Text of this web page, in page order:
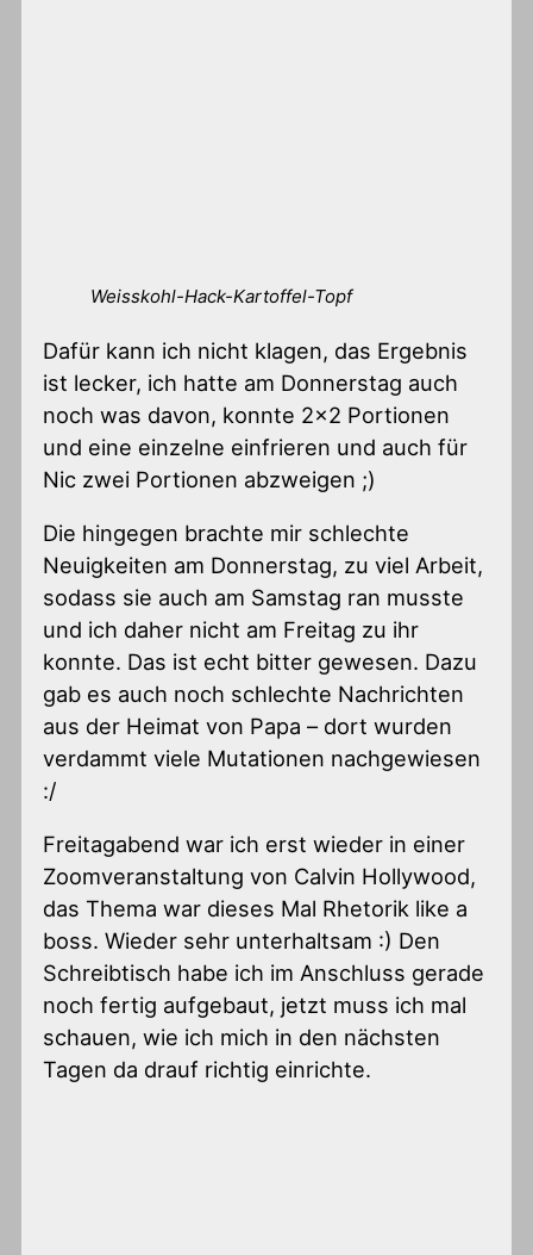
Weisskohl-Hack-Kartoffel-Topf
Dafür kann ich nicht klagen, das Ergebnis
ist lecker, ich hatte am Donnerstag auch
noch was davon, konnte 2×2 Portionen
und eine einzelne einfrieren und auch für
Nic zwei Portionen abzweigen ;)
Die hingegen brachte mir schlechte
Neuigkeiten am Donnerstag, zu viel Arbeit,
sodass sie auch am Samstag ran musste
und ich daher nicht am Freitag zu ihr
konnte. Das ist echt bitter gewesen. Dazu
gab es auch noch schlechte Nachrichten
aus der Heimat von Papa – dort wurden
verdammt viele Mutationen nachgewiesen
:/
Freitagabend war ich erst wieder in einer
Zoomveranstaltung von Calvin Hollywood,
das Thema war dieses Mal Rhetorik like a
boss. Wieder sehr unterhaltsam :) Den
Schreibtisch habe ich im Anschluss gerade
noch fertig aufgebaut, jetzt muss ich mal
schauen, wie ich mich in den nächsten
Tagen da drauf richtig einrichte.